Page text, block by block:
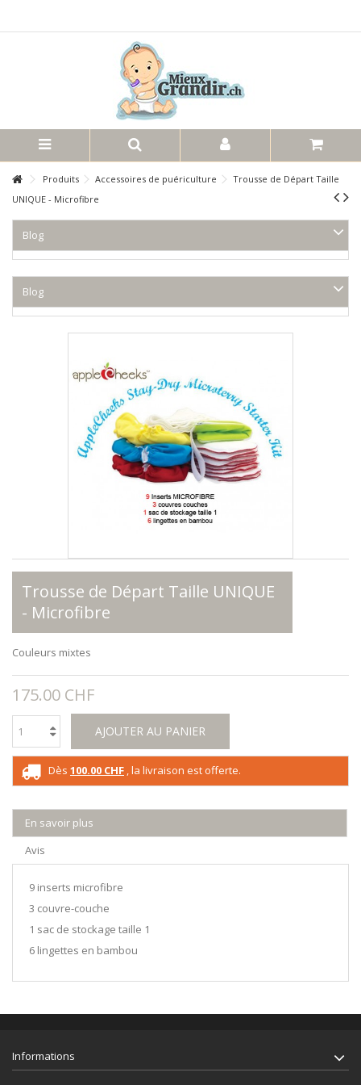
Produits Accessoires de puériculture
Trousse de Départ Taille
UNIQUE - Microfibre
Blog
Blog
Trousse de Départ Taille UNIQUE
- Microfibre
Couleurs mixtes
175.00 CHF
AJOUTER AU PANIER
Dès 100.00 CHF , la livraison est offerte.
En savoir plus
Avis
9 inserts microfibre
3 couvre-couche
1 sac de stockage taille 1
6 lingettes en bambou
Informations